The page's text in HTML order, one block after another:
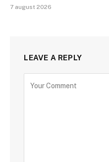
7 august 2026
LEAVE A REPLY